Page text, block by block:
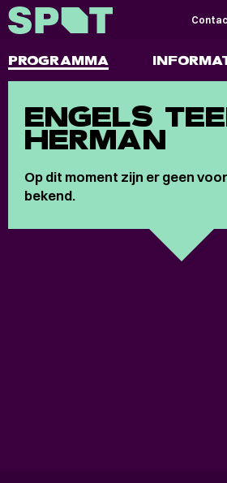
PROGRAMMA
ENGELS
HERMAN
Op dit moment zijn er geen
bekend.